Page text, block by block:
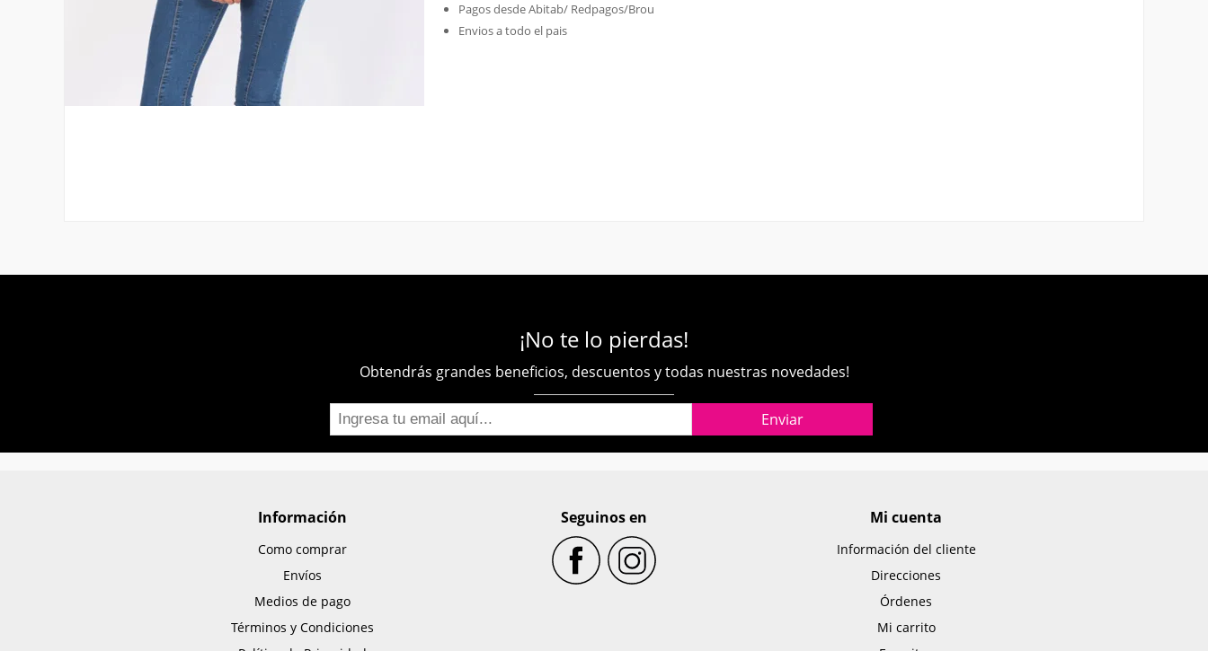
Pagos desde Abitab/ Redpagos/Brou
Envios a todo el pais
¡No te lo pierdas!
Obtendrás grandes beneficios, descuentos y todas nuestras novedades!
Información
Como comprar
Envíos
Medios de pago
Términos y Condiciones
Seguinos en Mi cuenta
Información del cliente
Direcciones
Órdenes
Mi carrito